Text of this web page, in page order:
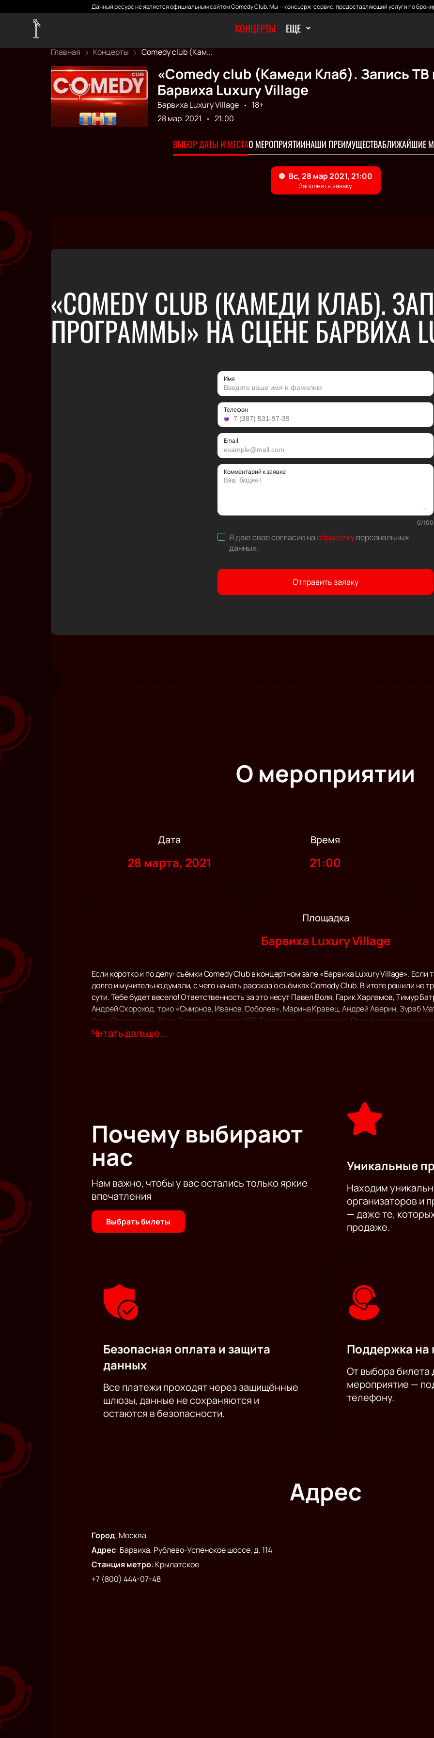
Данный ресурс не является официальным сайтом Comedy Club. Мы — консьерж-сервис, предоставляющий услуги по
КОНЦЕРТЫ ЕЩЕ
Главная Концерты Comedy club (Кам...
«Comedy club (Камеди Клаб). Запись
Барвиха Luxury Village
Барвиха Luxury Village
18+
28 мар. 2021
21:00
ВЫБОР ДАТЫ И МЕСТАО МЕРОПРИЯТИИНАШИ ПРЕИМУЩЕСТВАБЛИЖАЙШИЕ
«COMEDY CLUB (КАМЕДИ КЛАБ).
ПРОГРАММЫ» НА СЦЕНЕ БАРВИХА
Имя
Телефон
Email
Комментарий к заявке
0/100
Я даю свое согласие наобработкуперсональных
данных.
Отправить заявку
О мероприятии
Дата
28 марта, 2021
Время
21:00
Площадка
Барвиха Luxury Village
Если коротко и по делу: съёмки Comedy Club в концертном зале «Барвиха Luxury Village». Если
долго и мучительно думали, с чего начать рассказ о съёмках Comedy Club. В итоге решили не
сути. Тебе будет весело! Ответственность за это несут Павел Воля, Гарик Харламов, Тимур
Андрей Скороход, трио «Смирнов, Иванов, Соболев», Марина Кравец, Андрей Аверин, Зураб
Иван Половинкин, Женя Синяков и группа USB. Ты увидишь много звёзд. Причём некоторые из
вместе с резидентами. Станешь одним из первых зрителей тематических спецвыпусков. Что
Читать дальше...
Почему выбирают
нас
Нам важно, чтобы у вас остались только яркие
впечатления
Выбрать билеты
Уникальные
Находим
организаторов и
— даже те,
продаже.
Безопасная оплата и защита
данных
Все платежи проходят через защищённые
шлюзы, данные не сохраняются и
остаются в безопасности.
Поддержка на
От выбора билета
мероприятие —
телефону.
Адрес
Город: Москва
Адрес: Барвиха, Рублево-Успенское шоссе, д. 114
Станция метро: Крылатское
+7 (800) 444-07-48